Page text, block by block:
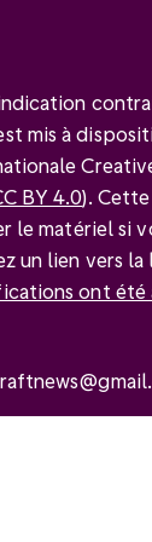
mis à
BY 4.0).
le matériel si
un lien vers la
ont été